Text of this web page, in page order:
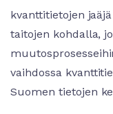
kvanttitietojen
taitojen kohdalla,
vaihdossa
Suomen tietojen